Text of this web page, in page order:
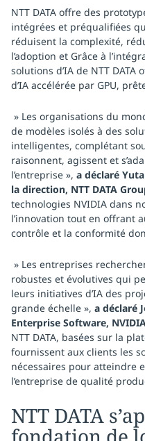
NTT DATA offre des
intégrées et préqualifiées
réduisent la complexité,
l’adoption et Grâce à
solutions d’IA de NTT
d’IA accélérée par GPU,
» Les organisations du
de modèles isolés à des
intelligentes, complétant
raisonnent, agissent et
l’entreprise », a déclaré
la direction, NTT DATA
technologies NVIDIA dans
l’innovation tout en offrant
contrôle et la conformité
» Les entreprises
robustes et évolutives qui
leurs initiatives d’IA des
grande échelle », a déclaré
Enterprise Software,
NTT DATA, basées sur la
fournissent aux clients les
nécessaires pour atteindre
l’entreprise de qualité
NTT DATA